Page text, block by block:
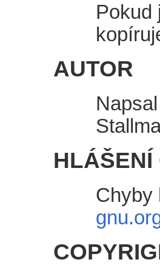
Pokud
AUTOR
HLÁŠENÍ
Chyby